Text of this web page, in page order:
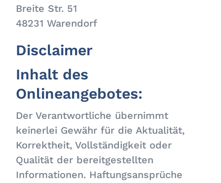
Breite Str. 51
48231 Warendorf
Disclaimer
Inhalt des
Onlineangebotes:
Der Verantwortliche übernimmt
keinerlei Gewähr für die Aktualität,
Korrektheit, Vollständigkeit oder
Qualität der bereitgestellten
Informationen. Haftungsansprüche